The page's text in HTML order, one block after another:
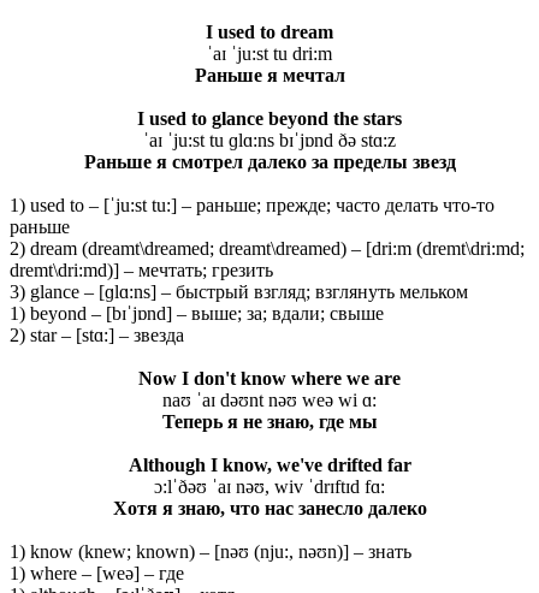
I used to dream
ˈaɪ ˈju:st tu dri:m
Раньшеямечтал
I used to glance beyond the stars
ˈaɪ ˈju:st tu ɡlɑ:ns bɪˈjɒnd ðə stɑ:z
Раньше я смотрел далеко за пределы звезд
1) used to – [ˈju:st tu:] – раньше; прежде; часто делать что-то
раньше
2) dream (dreamt\dreamed; dreamt\dreamed) – [dri:m (dremt\dri:md;
dremt\dri:md)] – мечтать; грезить
3) glance – [ɡlɑ:ns] – быстрый взгляд; взглянуть мельком
1) beyond – [bɪˈjɒnd] – выше; за; вдали; свыше
2) star – [stɑ:] – звезда
Now I don't know where we are
naʊ ˈaɪ dəʊnt nəʊ weə wi ɑ:
Теперь я не знаю, где мы
Although I know, we've drifted far
ɔ:lˈðəʊ ˈaɪ nəʊ, wiv ˈdrɪftɪd fɑ:
Хотя я знаю, что нас занесло далеко
1) know (knew; known) – [nəʊ (nju:, nəʊn)] – знать
1) where – [weə] – где